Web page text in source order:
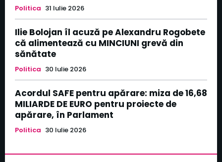
Politica 31 Iulie 2026
Ilie Bolojan îl acuză pe Alexandru Rogobete
că alimentează cu MINCIUNI grevă din
sănătate
Politica 30 Iulie 2026
Acordul SAFE pentru apărare: miza de 16,68
MILIARDE DE EURO pentru proiecte de
apărare, în Parlament
Politica 30 Iulie 2026